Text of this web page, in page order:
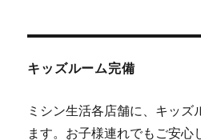
キッズルーム完備
ミシン生活各店舗に、キッズ
ます。お子様連れでもご安心